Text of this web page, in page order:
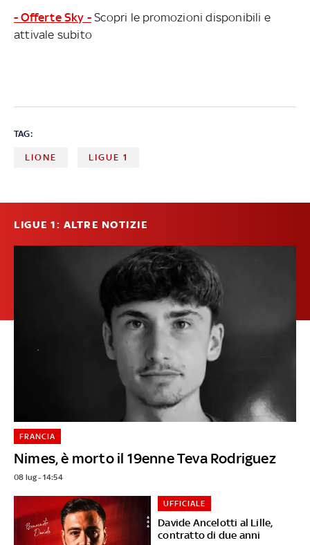
- Offerte Sky - Scopri le promozioni disponibili e
attivale subito
TAG:
LIONE LIGUE 1
LIGUE 1: ALTRE NOTIZIE
Nimes, è morto il 19enne Teva Rodriguez
FRANCIA
08 lug - 14:54
Davide Ancelotti al Lille,
contratto di due anni
UFFICIALE